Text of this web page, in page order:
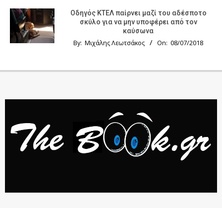
Οδηγός KTΕΛ παίρνει μαζί του αδέσποτο
σκύλο για να μην υποφέρει από τον
καύσωνα
By: Μιχάλης Λεωτσάκος On: 08/07/2018